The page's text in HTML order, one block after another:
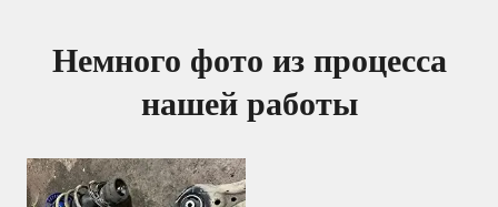
Немного фото из процесса
нашей работы